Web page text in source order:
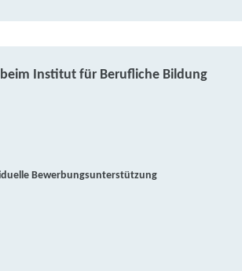
Institut für Berufliche Bildung
Bewerbungsunterstützung